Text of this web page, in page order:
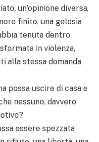
un’opinione diversa,
finito, una gelosia
tenuta dentro
in violenza,
alla stessa domanda
possa uscire di casa e
nessuno, davvero
essere spezzata